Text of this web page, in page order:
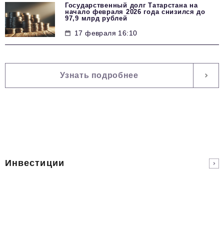
Государственный долг Татарстана на
начало февраля 2026 года снизился до
97,9 млрд рублей
17 февраля 16:10
Узнать подробнее
Инвестиции